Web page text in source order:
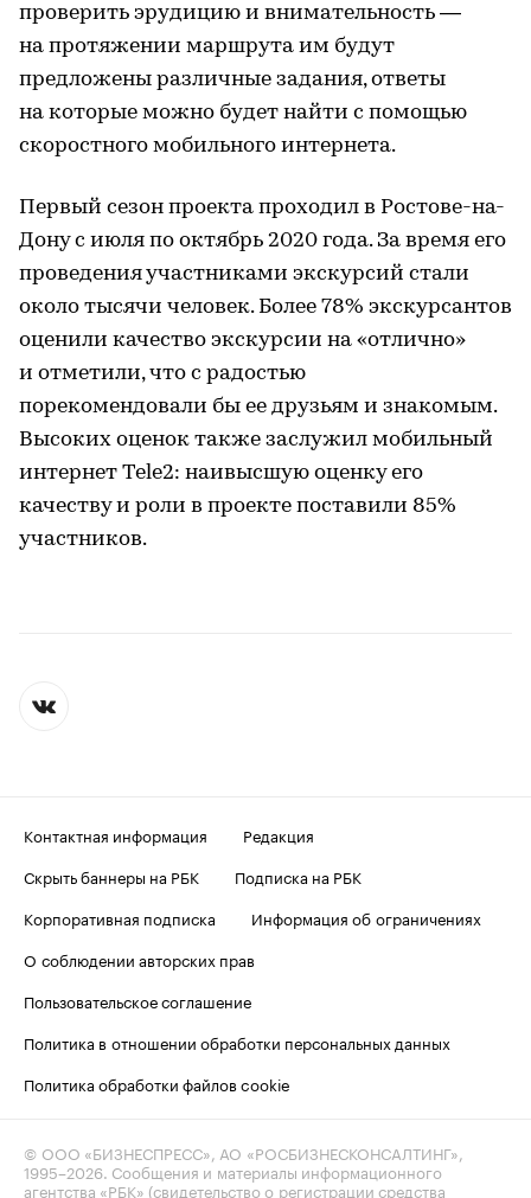
проверить эрудицию и внимательность —
на протяжении маршрута им будут
предложены различные задания, ответы
на которые можно будет найти с помощью
скоростного мобильного интернета.
Первый сезон проекта проходил в Ростове-на-
Дону с июля по октябрь 2020 года. За время его
проведения участниками экскурсий стали
около тысячи человек. Более 78% экскурсантов
оценили качество экскурсии на «отлично»
и отметили, что с радостью
порекомендовали бы ее друзьям и знакомым.
Высоких оценок также заслужил мобильный
интернет Tele2: наивысшую оценку его
качеству и роли в проекте поставили 85%
участников.
Контактная информация
Редакция
Скрыть баннеры на РБК
Подписка на РБК
Корпоративная подписка
Информация об ограничениях
О соблюдении авторских прав
Пользовательское соглашение
Политика в отношении обработки персональных данных
Политика обработки файлов cookie
© ООО «БИЗНЕСПРЕСС», АО «РОСБИЗНЕСКОНСАЛТИНГ»,
1995–2026 . Сообщения и материалы информационного
агентства «РБК» (свидетельство о регистрации средства